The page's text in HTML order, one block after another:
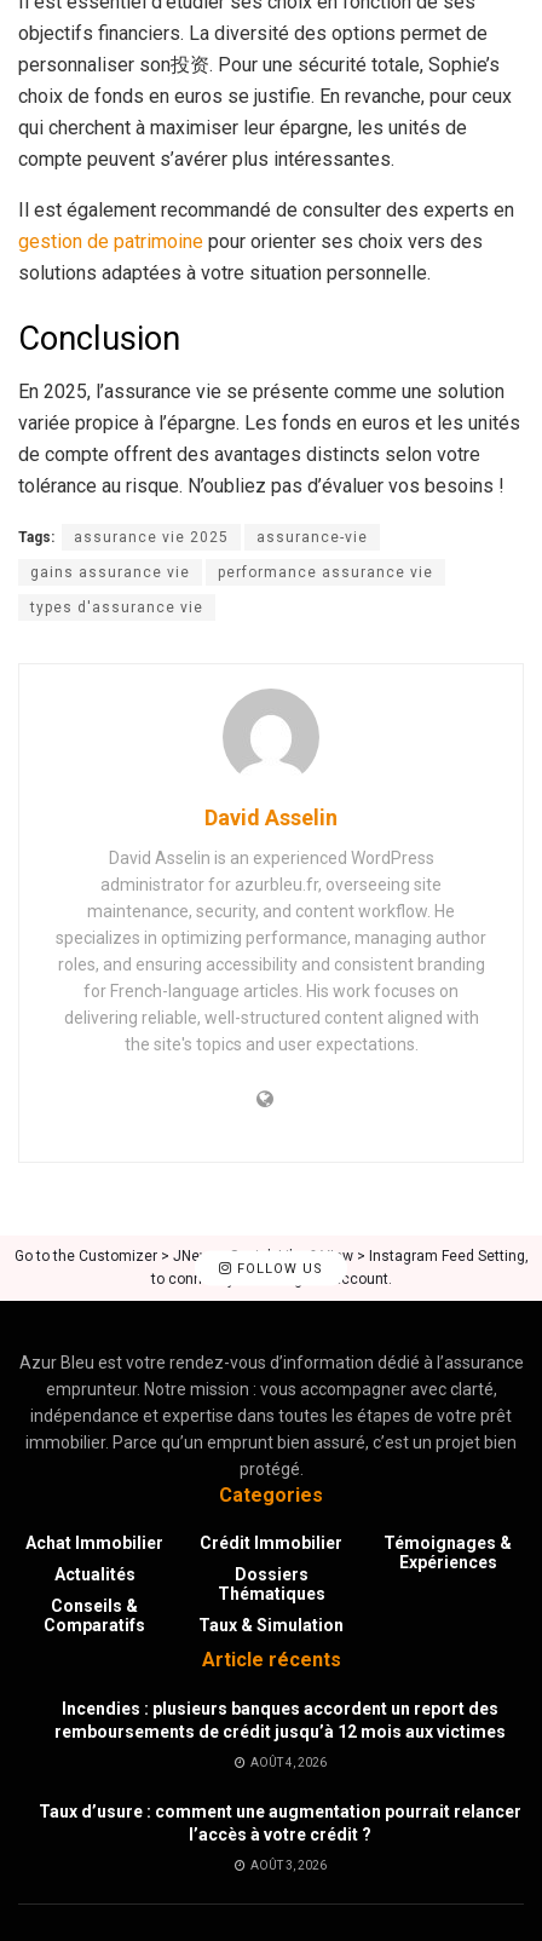
objectifs financiers. La diversité des options permet de
personnaliser son投资. Pour une sécurité totale, Sophie’s
choix de fonds en euros se justifie. En revanche, pour ceux
qui cherchent à maximiser leur épargne, les unités de
compte peuvent s’avérer plus intéressantes.
Il est également recommandé de consulter des experts en
gestion de patrimoine pour orienter ses choix vers des
solutions adaptées à votre situation personnelle.
Conclusion
En 2025, l’assurance vie se présente comme une solution
variée propice à l’épargne. Les fonds en euros et les unités
de compte offrent des avantages distincts selon votre
tolérance au risque. N’oubliez pas d’évaluer vos besoins !
Tags: assurance vie 2025 assurance-vie
gains assurance vie performance assurance vie
types d'assurance vie
David Asselin
David Asselin is an experienced WordPress
administrator for azurbleu.fr, overseeing site
maintenance, security, and content workflow. He
specializes in optimizing performance, managing author
roles, and ensuring accessibility and consistent branding
for French-language articles. His work focuses on
delivering reliable, well-structured content aligned with
the site's topics and user expectations.
FOLLOW US
Go to the Customizer > JNews : Social, Like & View > Instagram Feed Setting,
to connect your Instagram account.
Azur Bleu est votre rendez-vous d’information dédié à l’assurance
emprunteur. Notre mission : vous accompagner avec clarté,
indépendance et expertise dans toutes les étapes de votre prêt
immobilier. Parce qu’un emprunt bien assuré, c’est un projet bien
protégé.
Categories
Achat Immobilier
Actualités
Conseils &
Comparatifs
Crédit Immobilier
Dossiers
Thématiques
Taux & Simulation
Témoignages &
Expériences
Article récents
Incendies : plusieurs banques accordent un report des
remboursements de crédit jusqu’à 12 mois aux victimes
AOÛT 4, 2026
Taux d’usure : comment une augmentation pourrait relancer
l’accès à votre crédit ?
AOÛT 3, 2026